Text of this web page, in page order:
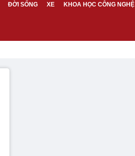
ĐỜI SỐNG XE KHOA HỌC CÔNG NGHỆ